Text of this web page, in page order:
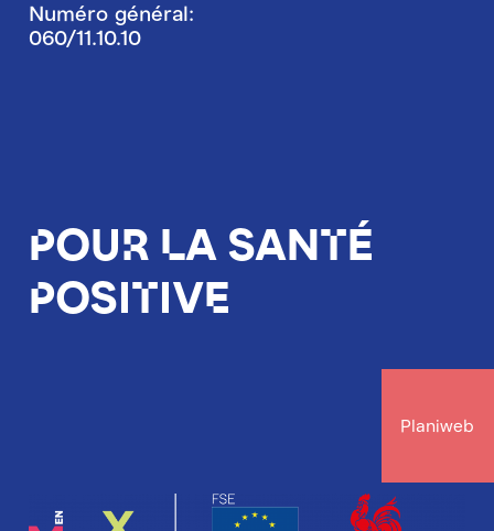
Numéro général:
060/11.10.10
Pour la santé
positive
Planiweb